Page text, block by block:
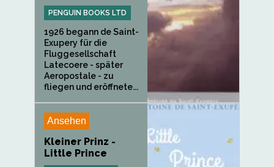
PENGUIN BOOKS LTD
1926 begann de Saint-
Exupery für die
Fluggesellschaft
Latecoere - später
Aeropostale - zu
fliegen und eröffnete...
Ansehen
Kleiner Prinz -
Little Prince